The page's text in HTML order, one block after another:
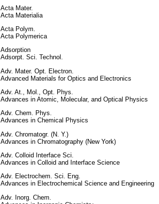
Acta Mater.
Acta Materialia
Acta Polym.
Acta Polymerica
Adsorption
Adsorpt. Sci. Technol.
Adv. Mater. Opt. Electron.
Advanced Materials for Optics and Electronics
Adv. At., Mol., Opt. Phys.
Advances in Atomic, Molecular, and Optical Physics
Adv. Chem. Phys.
Advances in Chemical Physics
Adv. Chromatogr. (N. Y.)
Advances in Chromatography (New York)
Adv. Colloid Interface Sci.
Advances in Colloid and Interface Science
Adv. Electrochem. Sci. Eng.
Advances in Electrochemical Science and Engineering
Adv. Inorg. Chem.